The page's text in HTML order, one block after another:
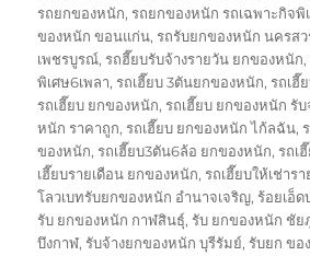
รถยกของหนัก,รถยกของหนัก รถเฉพาะกิจพิ
ของหนัก ขอนแก่น,รถรับยกของหนัก นครสว
เพชรบูรณ์,รถฮี๊ยบรับจ้างรายวัน ยกของหนัก,
พิเศษ6เพลา,รถเฮี๊ยบ 3ตันยกของหนัก,รถเฮี๊
รถเฮี๊ยบ ยกของหนัก,รถเฮี๊ยบ ยกของหนัก รับ
หนัก ราคาถูก,รถเฮี๊ยบ ยกของหนัก ไก้ลฉัน,
ของหนัก,รถเฮี๊ยบ3ตัน6ล้อ ยกของหนัก,รถเ
เฮี๊ยบรายเดือน ยกของหนัก,รถเฮี๊ยบให้เช่าร
โลวเบทรับยกของหนัก อำนาจเจริญ,ร้อยเอ็
รับ ยกของหนัก กาฬสินธุ์,รับ ยกของหนัก ชัย
บึงกาฬ,รับจ้างยกของหนัก บุรีรัมย์,รับยก ขอ